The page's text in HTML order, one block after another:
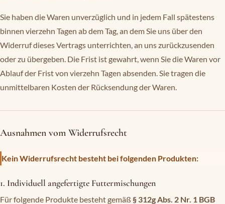
Sie haben die Waren unverzüglich und in jedem Fall spätestens
binnen vierzehn Tagen ab dem Tag, an dem Sie uns über den
Widerruf dieses Vertrags unterrichten, an uns zurückzusenden
oder zu übergeben. Die Frist ist gewahrt, wenn Sie die Waren vor
Ablauf der Frist von vierzehn Tagen absenden. Sie tragen die
unmittelbaren Kosten der Rücksendung der Waren.
Ausnahmen vom Widerrufsrecht
Kein Widerrufsrecht besteht bei folgenden Produkten:
1. Individuell angefertigte Futtermischungen
Für folgende Produkte besteht gemäß § 312g Abs. 2 Nr. 1 BGB